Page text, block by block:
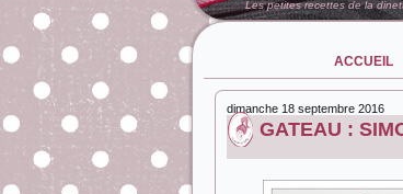
Les petites recettes de la
ACCUEIL
dimanche 18 septembre 2016
GATEAU :